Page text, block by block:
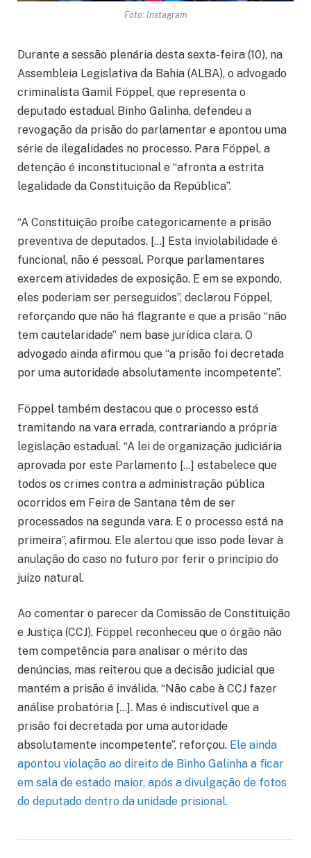
Foto: Instagram
Durante a sessão plenária desta sexta-feira (10), na
Assembleia Legislativa da Bahia (ALBA), o advogado
criminalista Gamil Föppel, que representa o
deputado estadual Binho Galinha, defendeu a
revogação da prisão do parlamentar e apontou uma
série de ilegalidades no processo. Para Föppel, a
detenção é inconstitucional e “afronta a estrita
legalidade da Constituição da República”.
“A Constituição proíbe categoricamente a prisão
preventiva de deputados. […] Esta inviolabilidade é
funcional, não é pessoal. Porque parlamentares
exercem atividades de exposição. E em se expondo,
eles poderiam ser perseguidos”, declarou Föppel,
reforçando que não há flagrante e que a prisão “não
tem cautelaridade” nem base jurídica clara. O
advogado ainda afirmou que “a prisão foi decretada
por uma autoridade absolutamente incompetente”.
Föppel também destacou que o processo está
tramitando na vara errada, contrariando a própria
legislação estadual. “A lei de organização judiciária
aprovada por este Parlamento […] estabelece que
todos os crimes contra a administração pública
ocorridos em Feira de Santana têm de ser
processados na segunda vara. E o processo está na
primeira”, afirmou. Ele alertou que isso pode levar à
anulação do caso no futuro por ferir o princípio do
juízo natural.
Ao comentar o parecer da Comissão de Constituição
e Justiça (CCJ), Föppel reconheceu que o órgão não
tem competência para analisar o mérito das
denúncias, mas reiterou que a decisão judicial que
mantém a prisão é inválida. “Não cabe à CCJ fazer
análise probatória […]. Mas é indiscutível que a
prisão foi decretada por uma autoridade
absolutamente incompetente”, reforçou. Ele ainda
apontou violação ao direito de Binho Galinha a ficar
em sala de estado maior, após a divulgação de fotos
do deputado dentro da unidade prisional.